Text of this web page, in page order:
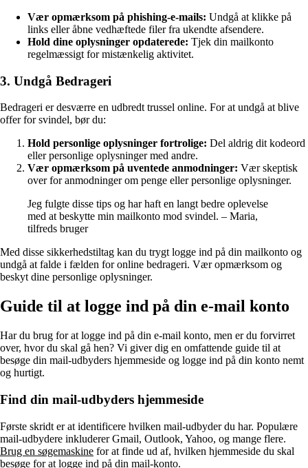
Vær opmærksom på phishing-e-mails: Undgå at klikke på
links eller åbne vedhæftede filer fra ukendte afsendere.
Hold dine oplysninger opdaterede: Tjek din mailkonto
regelmæssigt for mistænkelig aktivitet.
3. Undgå Bedrageri
Bedrageri er desværre en udbredt trussel online. For at undgå at blive
offer for svindel, bør du:
Hold personlige oplysninger fortrolige: Del aldrig dit kodeord
eller personlige oplysninger med andre.
Vær opmærksom på uventede anmodninger: Vær skeptisk
over for anmodninger om penge eller personlige oplysninger.
Jeg fulgte disse tips og har haft en langt bedre oplevelse
med at beskytte min mailkonto mod svindel. – Maria,
tilfreds bruger
Med disse sikkerhedstiltag kan du trygt logge ind på din mailkonto og
undgå at falde i fælden for online bedrageri. Vær opmærksom og
beskyt dine personlige oplysninger.
Guide til at logge ind på din e-mail konto
Har du brug for at logge ind på din e-mail konto, men er du forvirret
over, hvor du skal gå hen? Vi giver dig en omfattende guide til at
besøge din mail-udbyders hjemmeside og logge ind på din konto nemt
og hurtigt.
Find din mail-udbyders hjemmeside
Første skridt er at identificere hvilken mail-udbyder du har. Populære
mail-udbydere inkluderer Gmail, Outlook, Yahoo, og mange flere.
Brug en søgemaskine for at finde ud af, hvilken hjemmeside du skal
besøge for at logge ind på din mail-konto.